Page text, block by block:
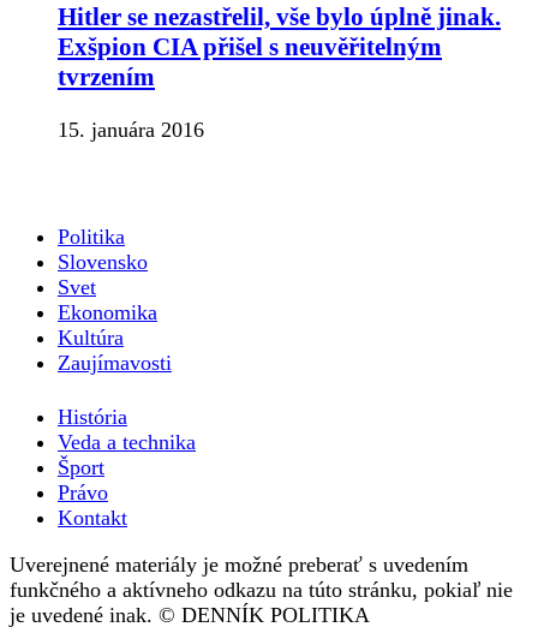
Hitler se nezastřelil, vše bylo úplně jinak.
Exšpion CIA přišel s neuvěřitelným
tvrzením
15. januára 2016
Politika
Slovensko
Svet
Ekonomika
Kultúra
Zaujímavosti
História
Veda a technika
Šport
Právo
Kontakt
Uverejnené materiály je možné preberať s uvedením
funkčného a aktívneho odkazu na túto stránku, pokiaľ nie
je uvedené inak. © DENNÍK POLITIKA